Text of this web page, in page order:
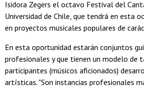
Isidora Zegers el octavo Festival del
Universidad de Chile, que tendrá en esta
en proyectos musicales populares de
En esta oportunidad estarán conjuntos
profesionales y que tienen un modelo de
participantes (músicos aficionados)
artísticas. "Son instancias profesionales